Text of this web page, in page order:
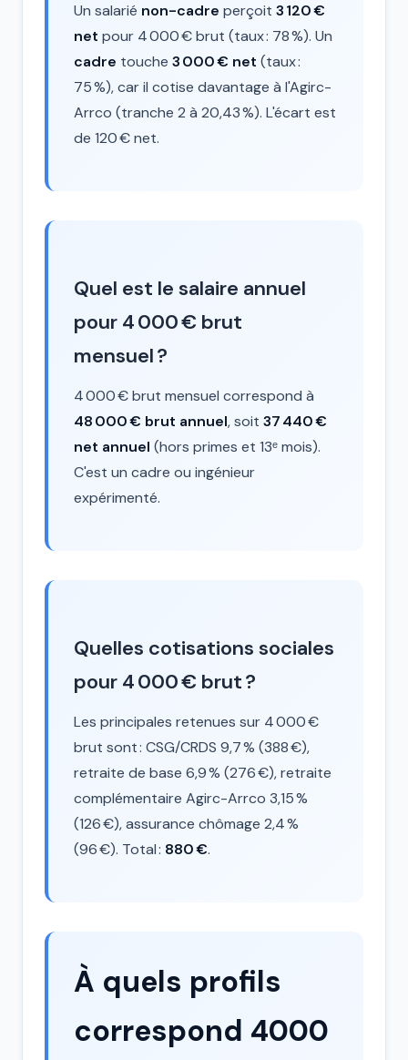
Un salarié non-cadre perçoit 3 120 €
net pour 4 000 € brut (taux : 78 %). Un
cadre touche 3 000 € net (taux :
75 %), car il cotise davantage à l'Agirc-
Arrco (tranche 2 à 20,43 %). L'écart est
de 120 € net.
Quel est le salaire annuel
pour 4 000 € brut
mensuel ?
4 000 € brut mensuel correspond à
48 000 € brut annuel, soit 37 440 €
net annuel (hors primes et 13ᵉ mois).
C'est un cadre ou ingénieur
expérimenté.
Quelles cotisations sociales
pour 4 000 € brut ?
Les principales retenues sur 4 000 €
brut sont : CSG/CRDS 9,7 % (388 €),
retraite de base 6,9 % (276 €), retraite
complémentaire Agirc-Arrco 3,15 %
(126 €), assurance chômage 2,4 %
(96 €). Total : 880 €.
À quels profils
correspond 4000